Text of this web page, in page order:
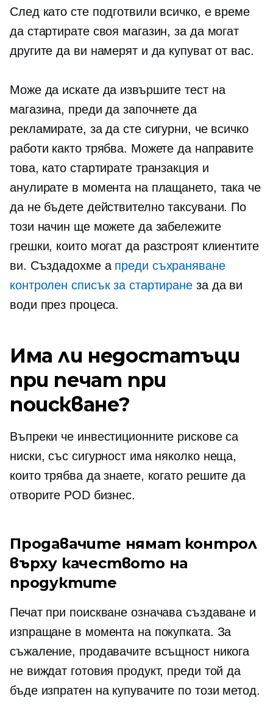
След като сте подготвили всичко, е време
да стартирате своя магазин, за да могат
другите да ви намерят и да купуват от вас.
Може да искате да извършите тест на
магазина, преди да започнете да
рекламирате, за да сте сигурни, че всичко
работи както трябва. Можете да направите
това, като стартирате транзакция и
анулирате в момента на плащането, така че
да не бъдете действително таксувани. По
този начин ще можете да забележите
грешки, които могат да разстроят клиентите
ви. Създадохме a преди съхраняване
контролен списък за стартиране за да ви
води през процеса.
Има ли недостатъци
при печат при
поискване?
Въпреки че инвестиционните рискове са
ниски, със сигурност има няколко неща,
които трябва да знаете, когато решите да
отворите POD бизнес.
Продавачите нямат контрол
върху качеството на
продуктите
Печат при поискване означава създаване и
изпращане в момента на покупката. За
съжаление, продавачите всъщност никога
не виждат готовия продукт, преди той да
бъде изпратен на купувачите по този метод.